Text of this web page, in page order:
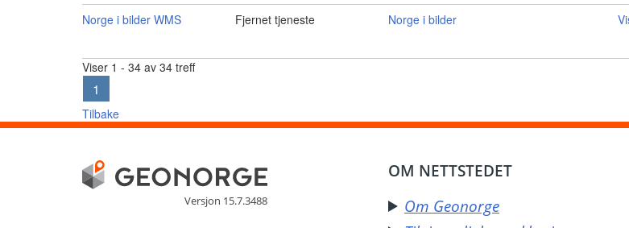
Norge i bilder WMS Fjernet tjeneste Norge i bilder
Viser 1 - 34 av 34 treff
1
Tilbake